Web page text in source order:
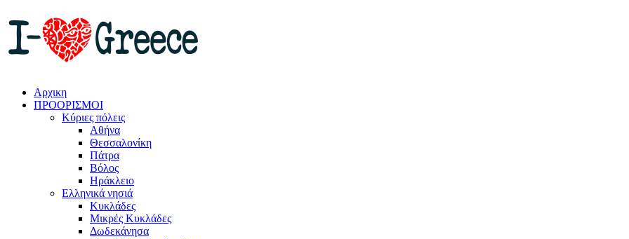
Αρχικη
ΠΡΟΟΡΙΣΜΟΙ
Κύριες πόλεις
Αθήνα
Θεσσαλονίκη
Πάτρα
Βόλος
Ηράκλειο
Ελληνικά νησιά
Κυκλάδες
Μικρές Κυκλάδες
Δωδεκάνησα